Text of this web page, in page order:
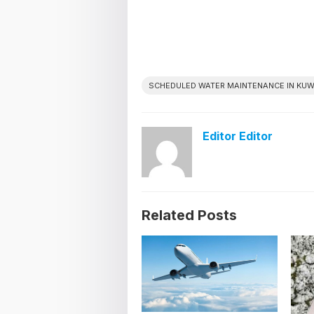
SCHEDULED WATER MAINTENANCE IN
Editor Editor
Related Posts